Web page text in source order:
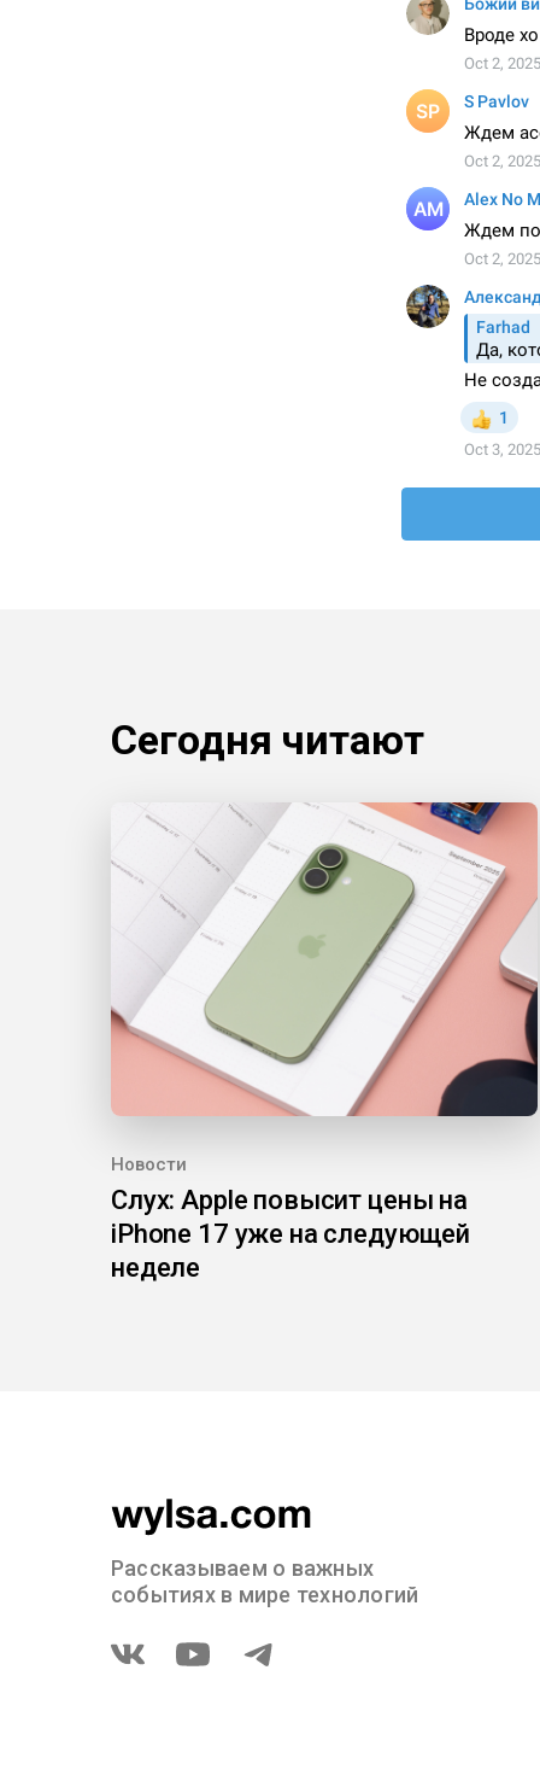
Сегодня читают
Новости
Слух: Apple повысит цены на
iPhone 17 уже на следующей
неделе
Рассказываем о важных
событиях в мире технологий